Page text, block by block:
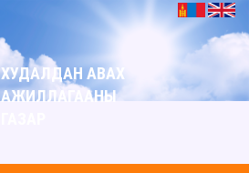
ХУДАЛДАН АВАХ
АЖИЛЛАГААНЫ